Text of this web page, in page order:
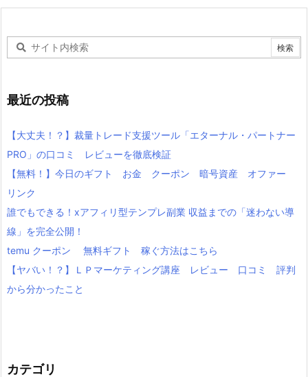
最近の投稿
【大丈夫！？】裁量トレード支援ツール「エターナル・パートナー
PRO」の口コミ レビューを徹底検証
【無料！】今日のギフト お金 クーポン 暗号資産 オファー
リンク
誰でもできる！xアフィリ型テンプレ副業 収益までの「迷わない導
線」を完全公開！
temu クーポン 無料ギフト 稼ぐ方法はこちら
【ヤバい！？】ＬＰマーケティング講座 レビュー 口コミ 評判
から分かったこと
カテゴリ